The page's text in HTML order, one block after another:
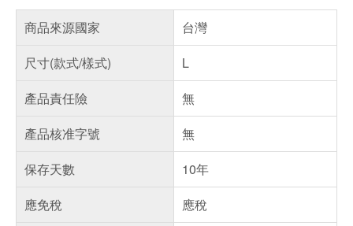
商品來源國家
台灣
尺寸(款式/樣式)
L
產品責任險
無
產品核准字號
無
保存天數
10年
應免稅
應稅